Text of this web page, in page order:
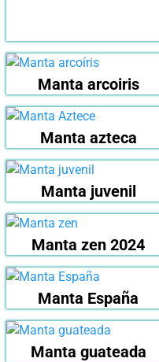
Manta arcoiris
Manta azteca
Manta juvenil
Manta zen 2024
Manta España
Manta guateada